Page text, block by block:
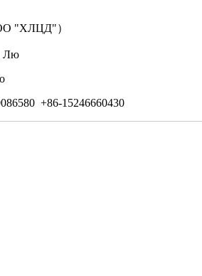
"ХЛЦД"）
Лю
+86-15246660430